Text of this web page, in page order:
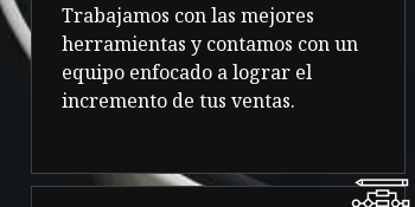
Trabajamos con las mejores
herramientas y contamos con un
equipo enfocado a lograr el
incremento de tus ventas.